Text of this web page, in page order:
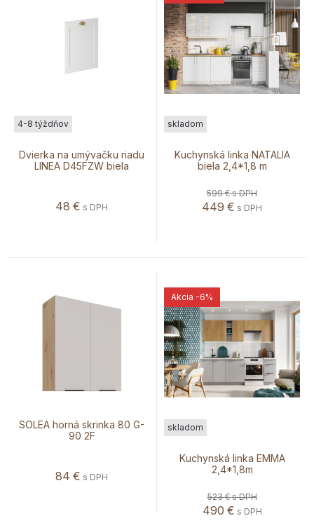
Dvierka na umývačku riadu
LINEA D45FZW biela
4-8 týždňov
48 € s DPH
Kuchynská linka NATALIA
biela 2,4*1,8 m
skladom
599 €s DPH
449 € s DPH
SOLEA horná skrinka 80 G-
90 2F
84 € s DPH
Kuchynská linka EMMA
2,4*1,8m
Akcia -6%
skladom
523 €s DPH
490 € s DPH